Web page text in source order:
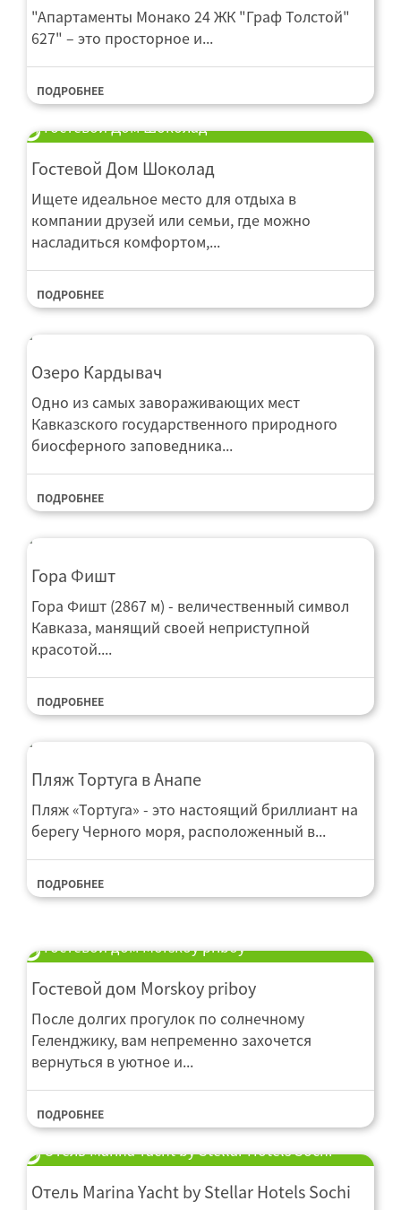
"Апартаменты Монако 24 ЖК "Граф Толстой"
627" – это просторное и...
ПОДРОБНЕЕ
Гостевой Дом Шоколад
Гостевой Дом Шоколад
Ищете идеальное место для отдыха в
компании друзей или семьи, где можно
насладиться комфортом,...
ПОДРОБНЕЕ
Озеро Кардывач
Одно из самых завораживающих мест
Кавказского государственного природного
биосферного заповедника...
ПОДРОБНЕЕ
Гора Фишт
Гора Фишт (2867 м) - величественный символ
Кавказа, манящий своей неприступной
красотой....
ПОДРОБНЕЕ
Пляж Тортуга в Анапе
Пляж «Тортуга» - это настоящий бриллиант на
берегу Черного моря, расположенный в...
ПОДРОБНЕЕ
Гостевой дом Morskoy priboy
Гостевой дом Morskoy priboy
После долгих прогулок по солнечному
Геленджику, вам непременно захочется
вернуться в уютное и...
ПОДРОБНЕЕ
Отель Marina Yacht by Stellar Hotels Sochi
Отель Marina Yacht by Stellar Hotels Sochi